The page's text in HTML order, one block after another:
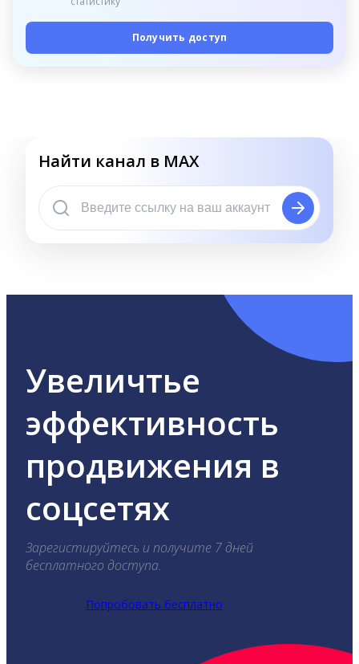
Получить доступ
Найти канал в MAX
Увеличтье
эффективность
продвижения в
соцсетях
Зарегистируйтесь и получите 7 дней
бесплатного доступа.
Попробовать бесплатно